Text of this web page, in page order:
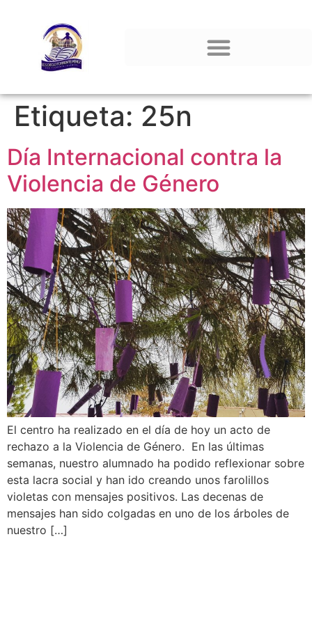
Etiqueta: 25n
Día Internacional contra la
Violencia de Género
El centro ha realizado en el día de hoy un acto de
rechazo a la Violencia de Género. En las últimas
semanas, nuestro alumnado ha podido reflexionar sobre
esta lacra social y han ido creando unos farolillos
violetas con mensajes positivos. Las decenas de
mensajes han sido colgadas en uno de los árboles de
nuestro […]